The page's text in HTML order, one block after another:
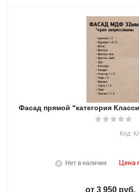
Нет в наличии
Код:
Цена
от 3 950 руб.